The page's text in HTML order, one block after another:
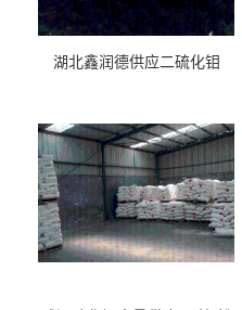
湖北鑫润德供应二硫化钼